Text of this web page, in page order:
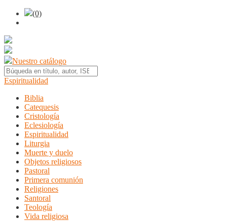
(0)
Nuestro catálogo
Espiritualidad
Biblia
Catequesis
Cristología
Eclesiología
Espiritualidad
Liturgia
Muerte y duelo
Objetos religiosos
Pastoral
Primera comunión
Religiones
Santoral
Teología
Vida religiosa